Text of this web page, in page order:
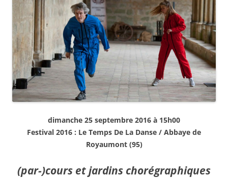
dimanche 25 septembre 2016 à 15h00
Festival 2016 : Le Temps De La Danse / Abbaye de
Royaumont (95)
(par-)cours et jardins chorégraphiques